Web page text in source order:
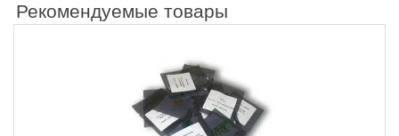
Рекомендуемые товары